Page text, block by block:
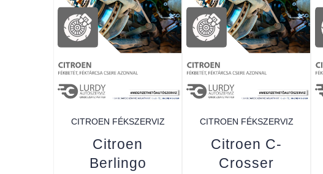
CITROEN FÉKSZERVIZ
Citroen
Berlingo
CITROEN FÉKSZERVIZ
Citroen C-
Crosser